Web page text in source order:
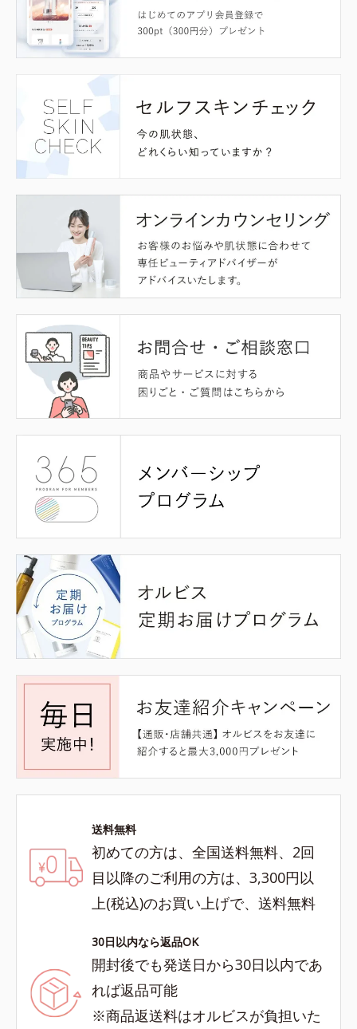
送料無料
初めての方は、全国送料無料、2回
目以降のご利用の方は、3,300円以
上(税込)のお買い上げで、送料無料
30日以内なら返品OK
開封後でも発送日から30日以内であ
れば返品可能
※商品返送料はオルビスが負担いた